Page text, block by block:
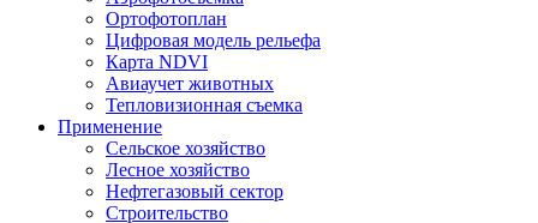
Ортофотоплан
Цифровая модель рельефа
Карта NDVI
Авиаучет животных
Тепловизионная съемка
Применение
Сельское хозяйство
Лесное хозяйство
Нефтегазовый сектор
Строительство